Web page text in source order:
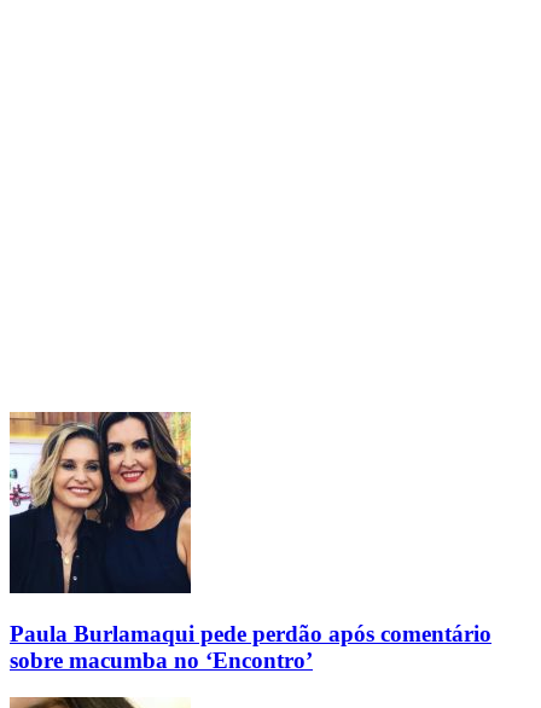
Paula Burlamaqui pede perdão após comentário
sobre macumba no ‘Encontro’